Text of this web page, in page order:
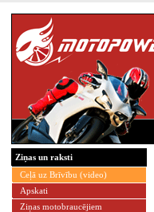
Ziņas un raksti
Ceļā uz Brīvību (video)
Apskati
Ziņas motobraucējiem